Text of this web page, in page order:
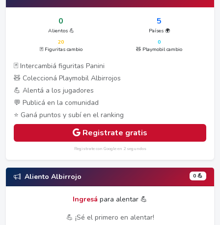
0
Alientos 💪
5
Países 🌍
20
🃏 Figuritas cambio
0
🧸 Playmobil cambio
🃏 Intercambiá figuritas Panini
🧸 Coleccioná Playmobil Albirrojos
💪 Alentá a los jugadores
💬 Publicá en la comunidad
⭐ Ganá puntos y subí en el ranking
Registrate gratis
Registrate con Google en 2 segundos
Aliento Albirrojo 0 💪
Ingresá para alentar 💪
💪 ¡Sé el primero en alentar!